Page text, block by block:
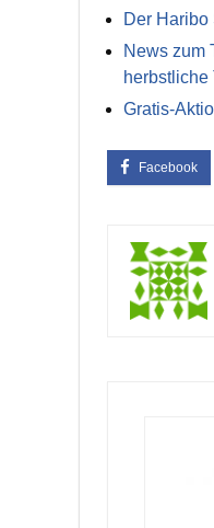
Der Haribo
News zum
herbstliche
Gratis-